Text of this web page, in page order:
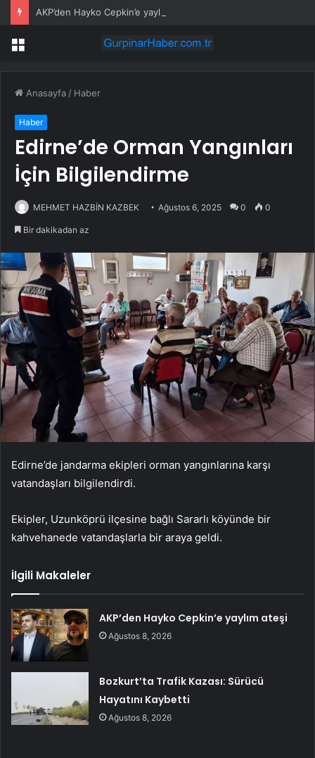
AKP’den Hayko Cepkin’e yaylım ateşi
Menü
Anasayfa / Haber
Haber
Edirne’de Orman Yangınları
İçin Bilgilendirme
MEHMET HAZBİN KAZBEK Ağustos 6, 2025 0 0
Bir dakikadan az
Edirne’de jandarma ekipleri orman yangınlarına karşı
vatandaşları bilgilendirdi.
Ekipler, Uzunköprü ilçesine bağlı Sararlı köyünde bir
kahvehanede vatandaşlarla bir araya geldi.
İlgili Makaleler
AKP’den Hayko Cepkin’e yaylım ateşi
Ağustos 8, 2026
Bozkurt’ta Trafik Kazası: Sürücü
Hayatını Kaybetti
Ağustos 8, 2026